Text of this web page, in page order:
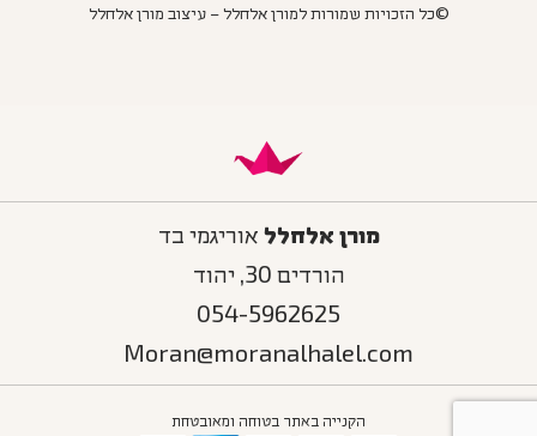
©כל הזכויות שמורות למורן אלחלל – עיצוב מורן אלחלל
מורן אלחלל אוריגמי בד
הורדים 30, יהוד
054-5962625
Moran@moranalhalel.com
הקנייה באתר בטוחה ומאובטחת